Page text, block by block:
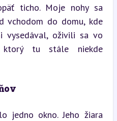
ticho. Moje nohy sa
vchodom do domu, kde
vysedával, oživili sa vo
ktorý tu stále niekde
jedno okno. Jeho žiara